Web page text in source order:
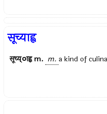
सूच्याह्व
सूच्य्ाह्वm. m. a kind of